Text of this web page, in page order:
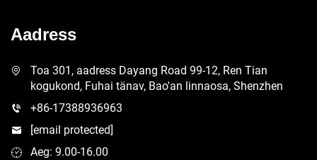
Aadress
Toa 301, aadress Dayang Road 99-12, Ren Tian
kogukond, Fuhai tänav, Bao'an linnaosa, Shenzhen
+86-17388936963
[email protected]
Aeg: 9.00-16.00